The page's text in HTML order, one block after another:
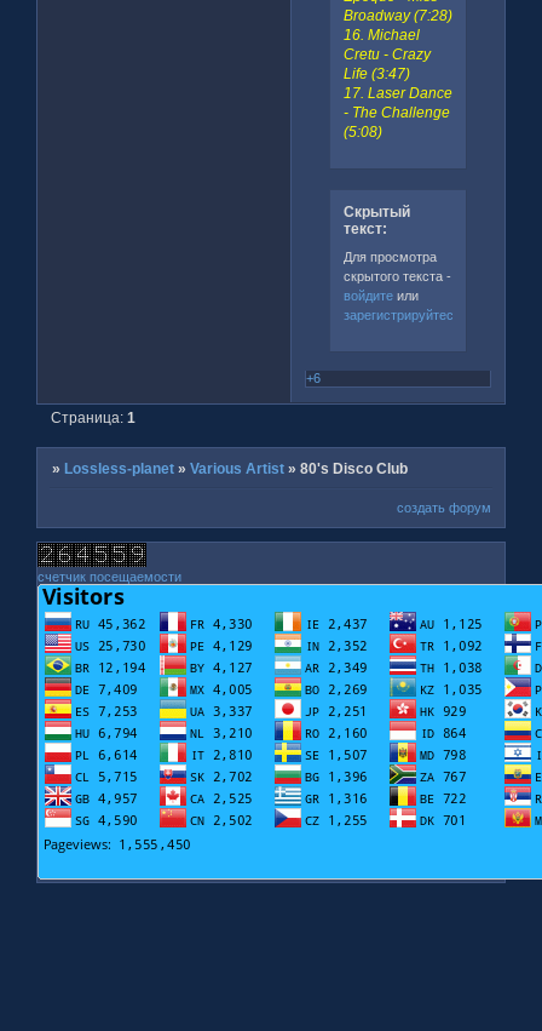
Broadway (7:28)
16. Michael
Cretu - Crazy
Life (3:47)
17. Laser Dance
- The Challenge
(5:08)
Скрытый
текст:
Для просмотра
скрытого текста -
войдитеили
зарегистрируйтесь
+6
Страница:1
» Lossless-planet »Various Artist »80's Disco Club
создать форум
счетчик посещаемости